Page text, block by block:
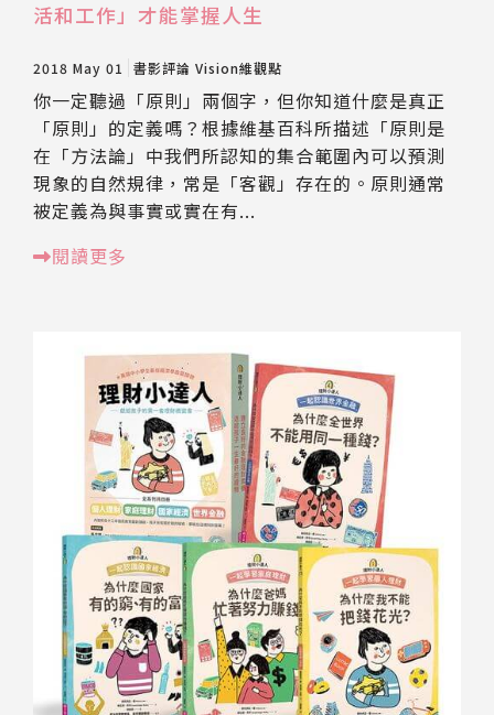
活和工作」才能掌握人生
2018 May 01 書影評論 Vision維觀點
你一定聽過「原則」兩個字，但你知道什麼是真正
「原則」的定義嗎？根據維基百科所描述「原則是
在「方法論」中我們所認知的集合範圍內可以預測
現象的自然規律，常是「客觀」存在的。原則通常
被定義為與事實或實在有...
閱讀更多